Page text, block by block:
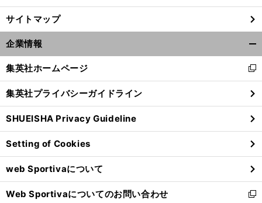
サイトマップ
企業情報
閉
る
集英社ホームページ
新
し
い
ウ
ィ
ン
ド
ウ
で
開
く
集英社プライバシーガイドライン
SHUEISHA Privacy Guideline
Setting of Cookies
web Sportivaについて
Web Sportivaについてのお問い合わせ
新